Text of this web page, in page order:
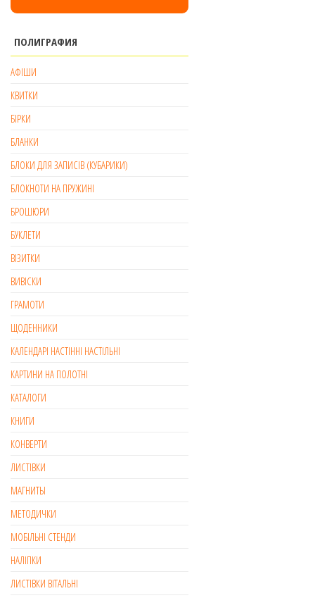
ПОЛИГРАФИЯ
АФІШИ
КВИТКИ
БІРКИ
БЛАНКИ
БЛОКИ ДЛЯ ЗАПИСІВ (КУБАРИКИ)
БЛОКНОТИ НА ПРУЖИНІ
БРОШЮРИ
БУКЛЕТИ
ВІЗИТКИ
ВИВІСКИ
ГРАМОТИ
ЩОДЕННИКИ
КАЛЕНДАРІ НАСТІННІ НАСТІЛЬНІ
КАРТИНИ НА ПОЛОТНІ
КАТАЛОГИ
КНИГИ
КОНВЕРТИ
ЛИСТІВКИ
МАГНИТЫ
МЕТОДИЧКИ
МОБІЛЬНІ СТЕНДИ
НАЛІПКИ
ЛИСТІВКИ ВІТАЛЬНІ